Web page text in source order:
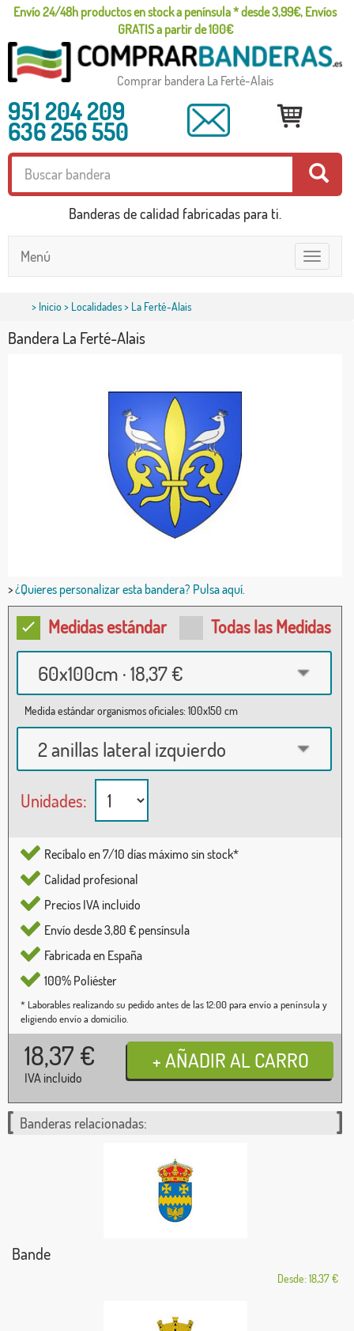
Envío 24/48h productos en stock a península * desde 3,99€, Envíos
GRATIS a partir de 100€
Comprar bandera La Ferté-Alais
951 204 209
636 256 550
Banderas de calidad fabricadas para ti.
Toggle
navigation
Menú
> Inicio> Localidades> La Ferté-Alais
Bandera La Ferté-Alais
>¿Quieres personalizar esta bandera? Pulsa aquí.
Medidas estándar Todas las Medidas
60x100cm · 18,37 €
Medida estándar organismos oficiales: 100x150 cm
2 anillas lateral izquierdo
Unidades:
Recíbalo en 7/10 días máximo sin stock*
Calidad profesional
Precios IVA incluido
Envío desde 3,80 € pensínsula
Fabricada en España
100% Poliéster
* Laborables realizando su pedido antes de las 12:00 para envío a península y
eligiendo envío a domicilio.
18,37 €
IVA incluido
Banderas relacionadas:
Bande
Desde: 18,37 €